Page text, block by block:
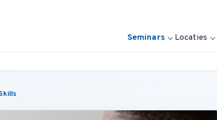
Seminars Locaties